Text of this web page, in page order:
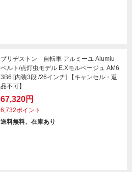
ブリヂストン 自転車 アルミーユ Alumiu
ベルト/点灯虫モデル E.Xモルベージュ AM6
3B6 [内装3段 /26インチ] 【キャンセル・返
品不可】
67,320円
6,732ポイント
送料無料、在庫あり